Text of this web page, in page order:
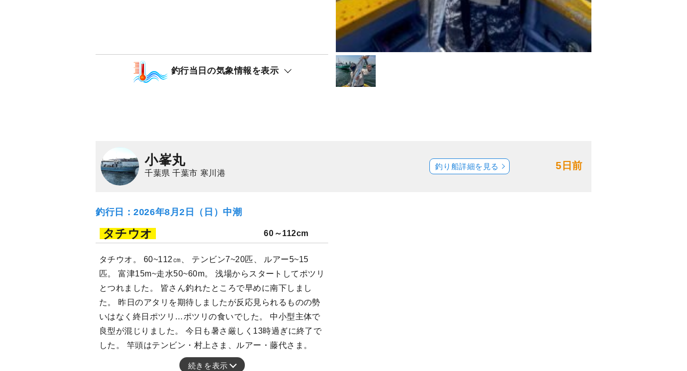
釣行当日の気象情報を表示
小峯丸
千葉県 千葉市 寒川港
5日前
釣り船詳細を見る
釣行日：2026年8月2日（日）中潮
タチウオ 60～112cm
タチウオ。 60~112㎝、 テンビン7~20匹、 ルアー5~15
匹。 富津15m~走水50~60m。 浅場からスタートしてポツリ
とつれました。 皆さん釣れたところで早めに南下しまし
た。 昨日のアタリを期待しましたが反応見られるものの勢
いはなく終日ポツリ…ポツリの食いでした。 中小型主体で
良型が混じりました。 今日も暑さ厳しく13時過ぎに終了で
した。 竿頭はテンビン・村上さま、ルアー・藤代さま。
続きを表示